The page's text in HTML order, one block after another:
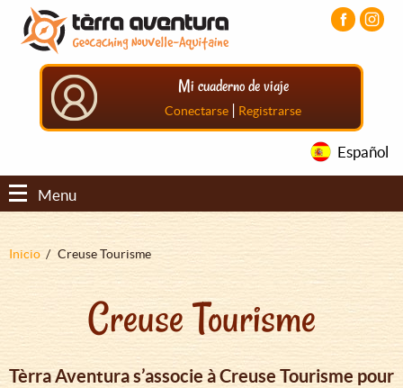
Pasar
contenido
principal
Pasar
menú
principal
Pasar
principal
Mi cuaderno de viaje
Conectarse | Registrarse
Español
Menu
Sobrescribir
ayuda
la
Inicio Creuse Tourisme
Creuse Tourisme
Tèrra Aventura s’associe à Creuse Tourisme pour